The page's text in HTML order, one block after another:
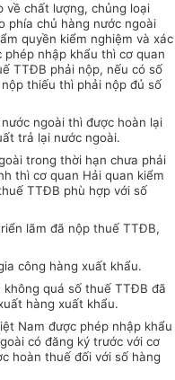
về chất lượng, chủng loại
phía chủ hàng nước ngoài
quyền kiểm nghiệm và xác
nhập khẩu thì cơ quan
TTĐB phải nộp, nếu có số
thiếu thì phải nộp đủ số
ngoài thì được hoàn lại
trả lại nước ngoài.
trong thời hạn chưa phải
thì cơ quan Hải quan kiểm
TTĐB phù hợp với số
lãm đã nộp thuế TTĐB,
công hàng xuất khẩu.
quá số thuế TTĐB đã
hàng xuất khẩu.
Nam được phép nhập khẩu
có đăng ký trước với cơ
hoàn thuế đối với số hàng